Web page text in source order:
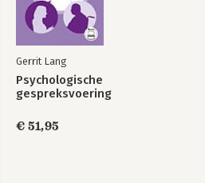
Gerrit Lang
Psychologische
gespreksvoering
€ 51,95